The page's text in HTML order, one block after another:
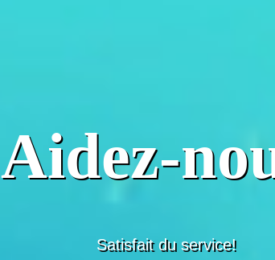
Aidez-
Satisfait du service!